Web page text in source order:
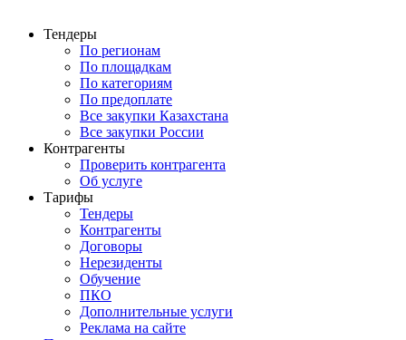
Тендеры
По регионам
По площадкам
По категориям
По предоплате
Все закупки Казахстана
Все закупки России
Контрагенты
Проверить контрагента
Об услуге
Тарифы
Тендеры
Контрагенты
Договоры
Нерезиденты
Обучение
ПКО
Дополнительные услуги
Реклама на сайте